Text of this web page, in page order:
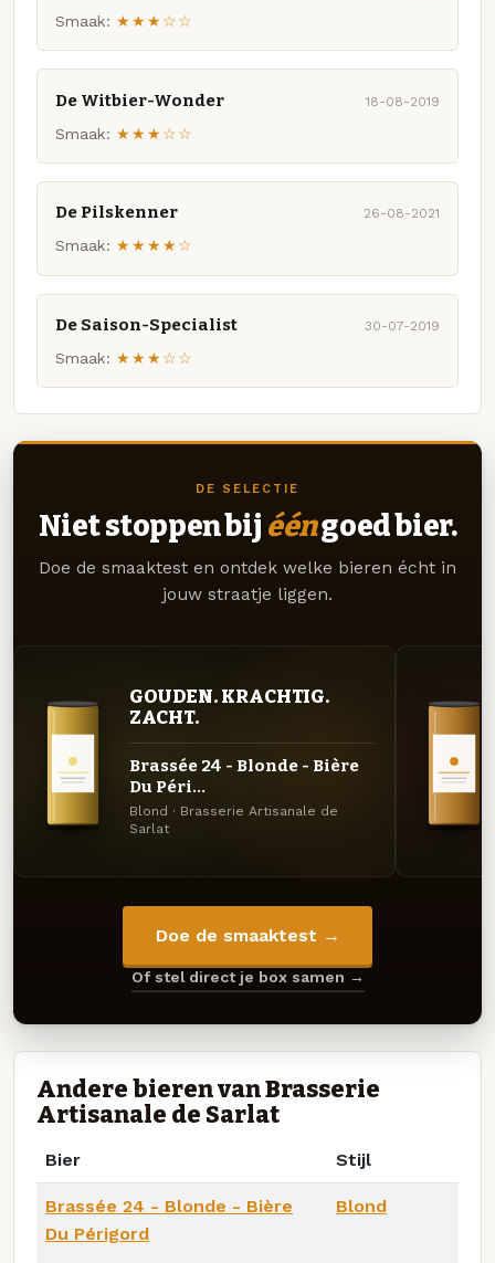
Smaak: ★★★☆☆
De Witbier-Wonder 18-08-2019
Smaak: ★★★☆☆
De Pilskenner 26-08-2021
Smaak: ★★★★☆
De Saison-Specialist 30-07-2019
Smaak: ★★★☆☆
DE SELECTIE
Niet stoppen bij ééngoed bier.
Doe de smaaktest en ontdek welke bieren écht in
jouw straatje liggen.
GOUDEN. KRACHTIG.
ZACHT.
Brassée 24 - Blonde - Bière
Du Péri...
Blond · Brasserie Artisanale de
Sarlat
Doe de smaaktest →
Of stel direct je box samen →
Andere bieren van Brasserie
Artisanale de Sarlat
Bier Stijl
Brassée 24 - Blonde - Bière
Du Périgord
Blond